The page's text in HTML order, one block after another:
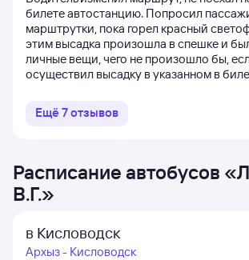
Расписание автобусов «
В.Г.»
в Кисловодск
Архыз - Кисловодск
билете автостанцию. Попросил
марштрутки, пока горел красный
этим высадка произошла в спешке и
личные вещи, чего не произошло бы,
осуществил высадку в указанном в
Ещё 7отзывов